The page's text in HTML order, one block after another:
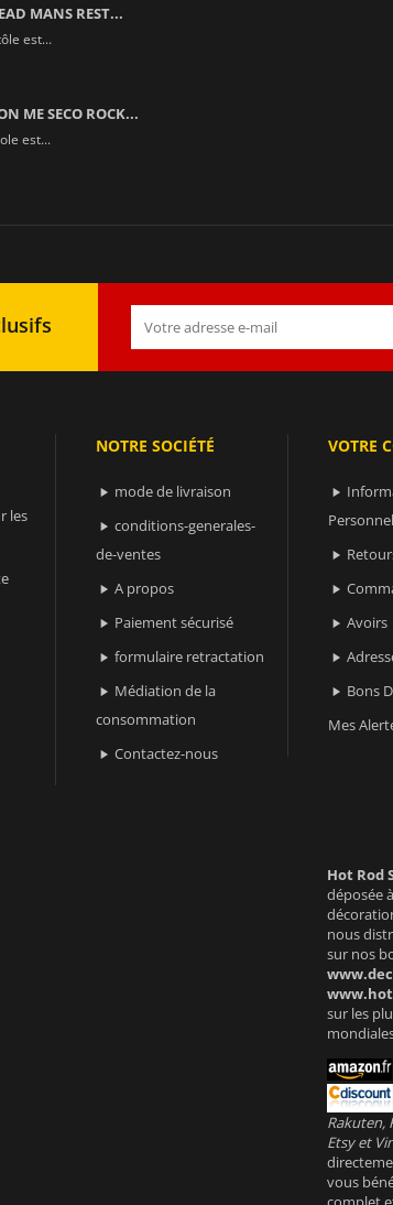
MANS REST...
est...
ME SECO ROCK...
est...
les
NOTRE SOCIÉTÉ
 mode de livraison
 conditions-generales-
de-ventes
 A propos
 Paiement sécurisé
 formulaire retractation
 Médiation de la
consommation
 Contactez-nous
VOTRE



 Avoirs

 Bons
Mes
Hot Rod
déposée
nous
sur nos
sur les
Rakuten,
Etsy et
vous